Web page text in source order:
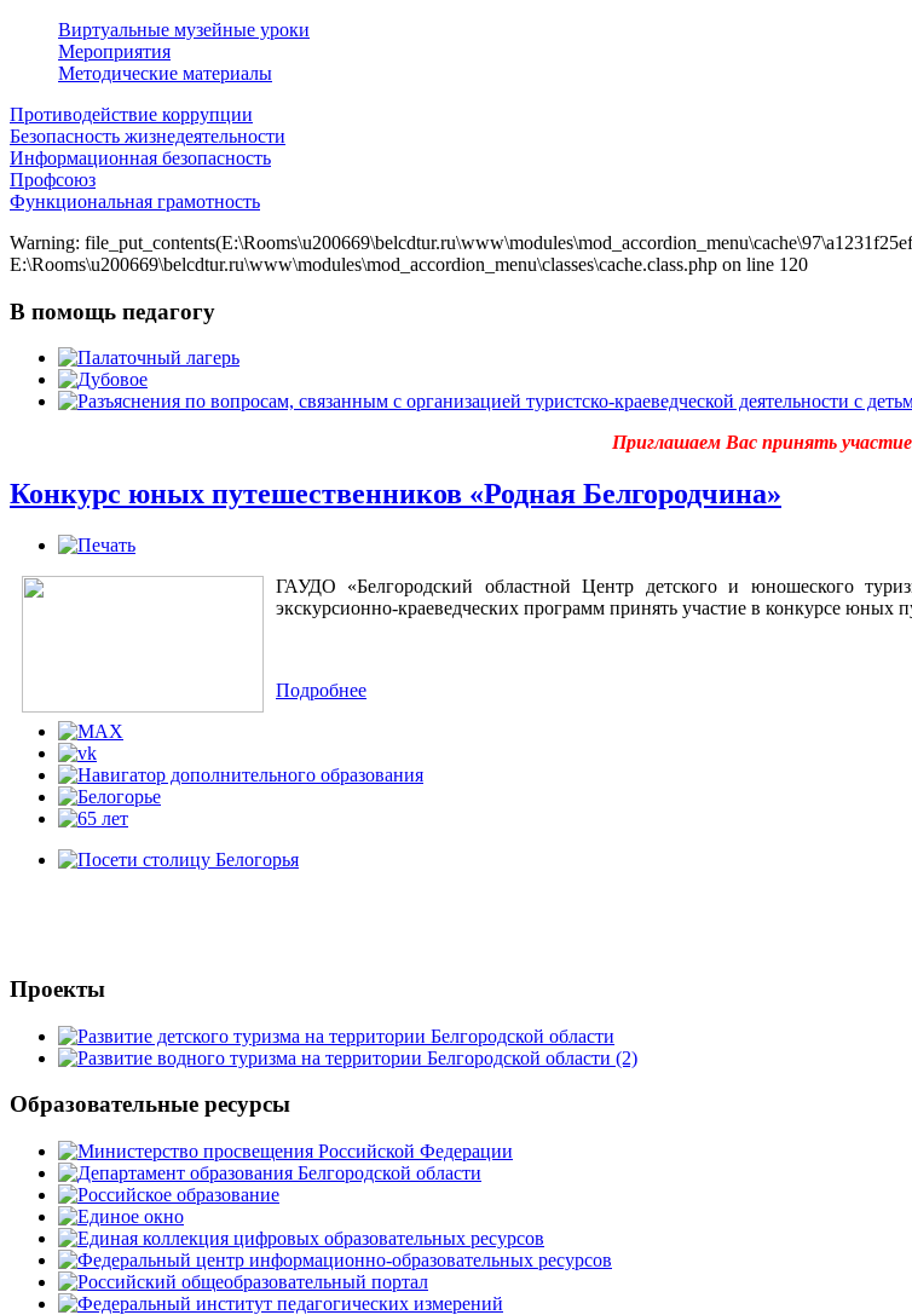
Виртуальные музейные уроки
Мероприятия
Методические материалы
Противодействие коррупции
Безопасность жизнедеятельности
Информационная безопасность
Профсоюз
Функциональная грамотность
Warning:
E:\Rooms\u200669\belcdtur.ru\www\modules\mod_accordion_menu\classes\cache.class.php on line 120
В помощь педагогу
Приглашаем Вас принять участие
Конкурс юных путешественников «Родная Белгородчина»
ГАУДО «Белгородский областной Центр детского и юношеского
экскурсионно-краеведческих программ принять участие в конкурсе юных
Подробнее
Проекты
Образовательные ресурсы